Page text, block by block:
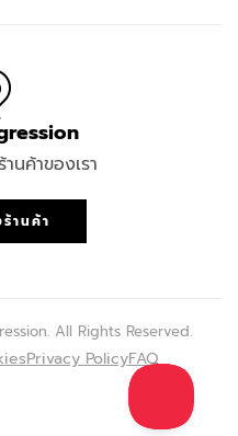
นค้าของเรา
านค้า
All Rights Reserved.
Privacy PolicyFAQ